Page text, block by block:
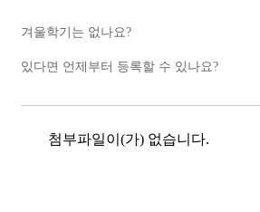
겨울학기는 없나요?
있다면 언제부터 등록할 수 있나요?
첨부파일이(가) 없습니다.